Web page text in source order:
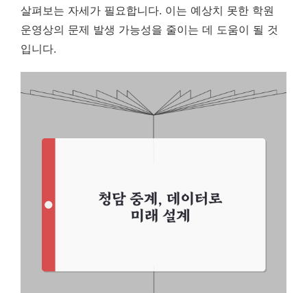
살펴보는 자세가 필요합니다. 이는 예상치 못한 학원
운영상의 문제 발생 가능성을 줄이는 데 도움이 될 것
입니다.